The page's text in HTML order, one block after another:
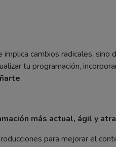
implica cambios radicales,
tu programación,
.
más actual, ágil y
para mejorar el